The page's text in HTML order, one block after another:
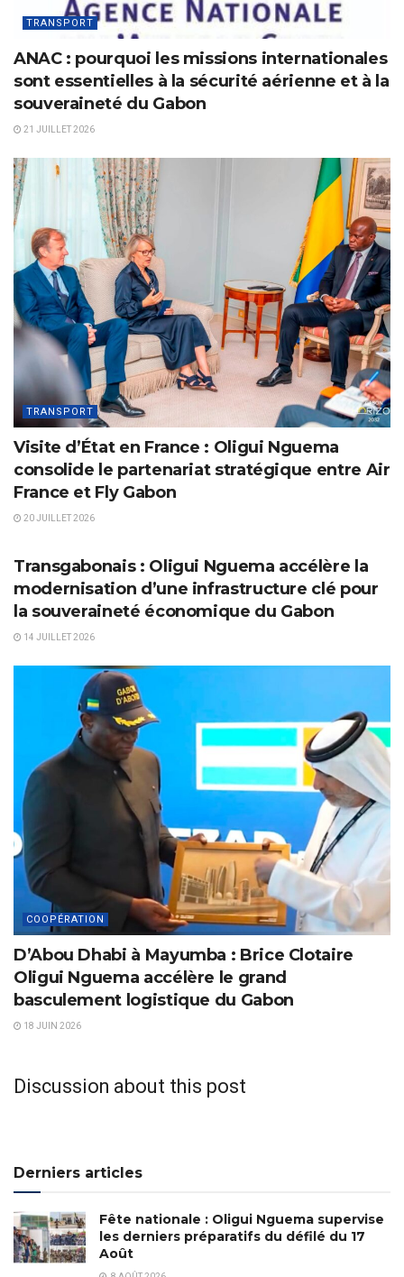
TRANSPORT
ANAC : pourquoi les missions internationales
sont essentielles à la sécurité aérienne et à la
souveraineté du Gabon
21 JUILLET 2026
TRANSPORT
Visite d’État en France : Oligui Nguema
consolide le partenariat stratégique entre Air
France et Fly Gabon
20 JUILLET 2026
Transgabonais : Oligui Nguema accélère la
modernisation d’une infrastructure clé pour
la souveraineté économique du Gabon
14 JUILLET 2026
COOPÉRATION
D’Abou Dhabi à Mayumba : Brice Clotaire
Oligui Nguema accélère le grand
basculement logistique du Gabon
18 JUIN 2026
Discussion about this post
Derniers articles
Fête nationale : Oligui Nguema supervise
les derniers préparatifs du défilé du 17
Août